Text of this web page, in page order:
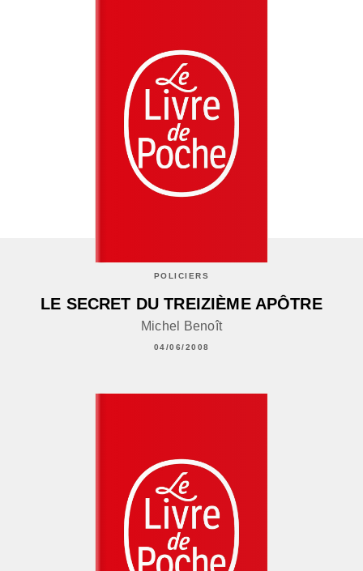
POLICIERS
LE SECRET DU TREIZIÈME APÔTRE
Michel Benoît
04/06/2008